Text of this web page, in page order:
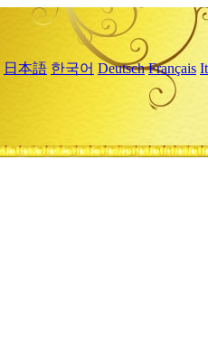
日本語 한국어 Deutsch Français